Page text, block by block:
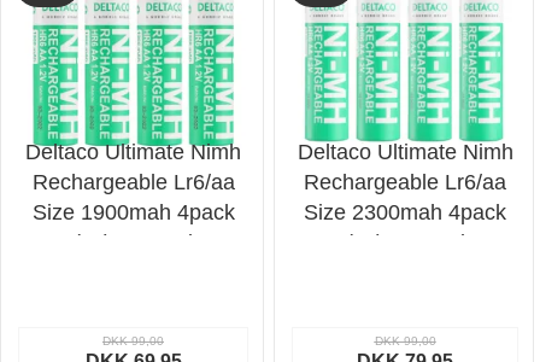
Disse batterier er designet til at opfylde dine behov,
uanset om det er til fjernbetjeninger, legetøj,
lommelygter eller andre elektroniske enheder. De er
pålidelige og holdbare, hvilket gør dem ideelle til
daglig brug.
Tag kontrol over din energi med vores Ultimate Ni-
Mh Genopladelige Batterier i størrelse LR6/AA. Gør
Deltaco Ultimate Nimh
Rechargeable Lr6/aa
Size 1900mah 4pack
(sg) - Batteri
DKK 99,00
Deltaco Ultimate Nimh
Rechargeable Lr6/aa
Size 2300mah 4pack
(sg) - Batteri
DKK 99,00